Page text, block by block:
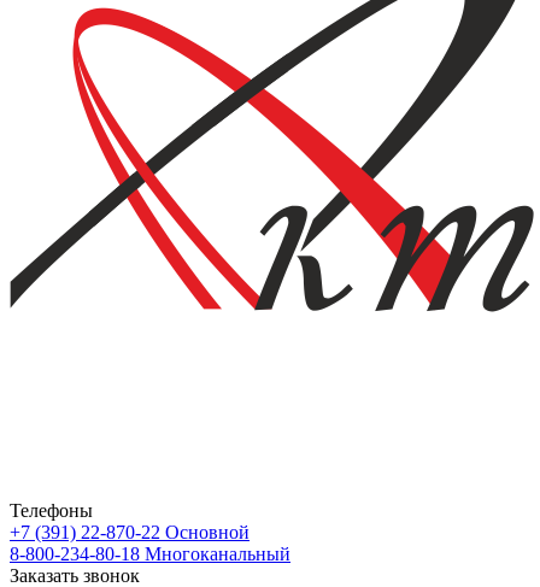
Телефоны
+7 (391) 22-870-22 Основной
8-800-234-80-18 Многоканальный
Заказать звонок